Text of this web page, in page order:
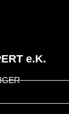
e.K.